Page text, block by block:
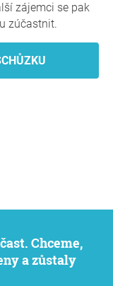
zájemci se pak
zúčastnit.
a zůstaly